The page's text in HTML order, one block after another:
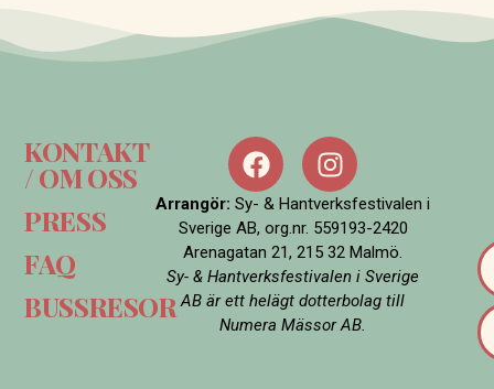
KONTAKT
/ OM OSS
PRESS
FAQ
BUSSRESOR
Arrangör: Sy- & Hantverksfestivalen i
Sverige AB, org.nr. 559193-2420
Arenagatan 21, 215 32 Malmö.
Sy- & Hantverksfestivalen i Sverige
AB är ett helägt dotterbolag till
Numera Mässor AB.